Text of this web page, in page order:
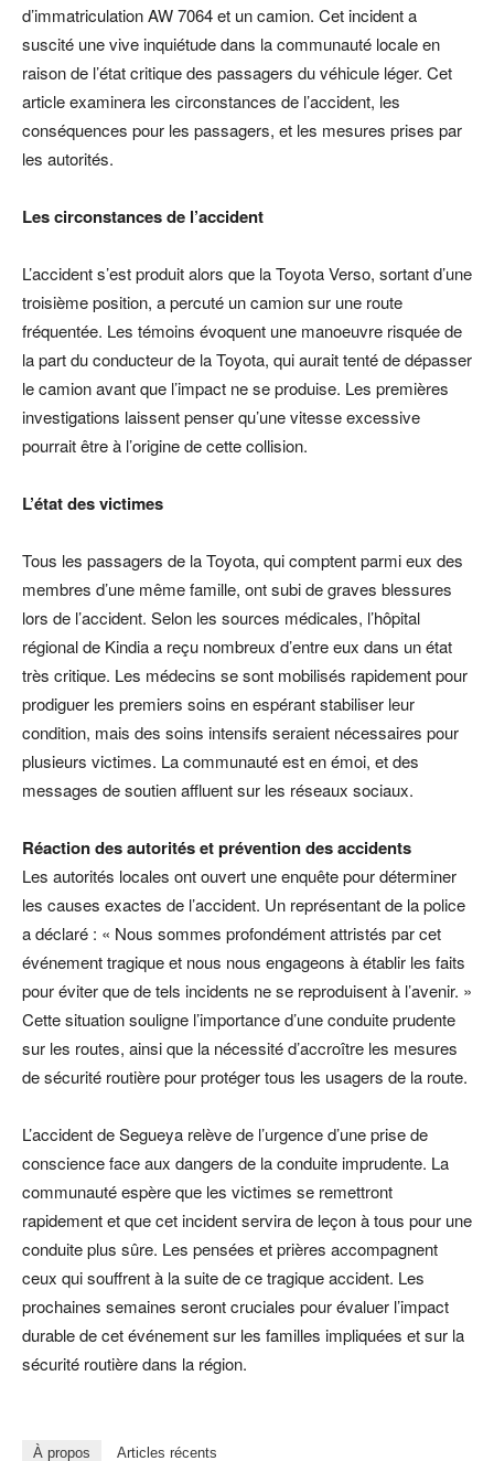
d’immatriculation AW 7064 et un camion. Cet incident a
suscité une vive inquiétude dans la communauté locale en
raison de l’état critique des passagers du véhicule léger. Cet
article examinera les circonstances de l’accident, les
conséquences pour les passagers, et les mesures prises par
les autorités.
Les circonstances de l’accident
L’accident s’est produit alors que la Toyota Verso, sortant d’une
troisième position, a percuté un camion sur une route
fréquentée. Les témoins évoquent une manoeuvre risquée de
la part du conducteur de la Toyota, qui aurait tenté de dépasser
le camion avant que l’impact ne se produise. Les premières
investigations laissent penser qu’une vitesse excessive
pourrait être à l’origine de cette collision.
L’état des victimes
Tous les passagers de la Toyota, qui comptent parmi eux des
membres d’une même famille, ont subi de graves blessures
lors de l’accident. Selon les sources médicales, l’hôpital
régional de Kindia a reçu nombreux d’entre eux dans un état
très critique. Les médecins se sont mobilisés rapidement pour
prodiguer les premiers soins en espérant stabiliser leur
condition, mais des soins intensifs seraient nécessaires pour
plusieurs victimes. La communauté est en émoi, et des
messages de soutien affluent sur les réseaux sociaux.
Réaction des autorités et prévention des accidents
Les autorités locales ont ouvert une enquête pour déterminer
les causes exactes de l’accident. Un représentant de la police
a déclaré : « Nous sommes profondément attristés par cet
événement tragique et nous nous engageons à établir les faits
pour éviter que de tels incidents ne se reproduisent à l’avenir. »
Cette situation souligne l’importance d’une conduite prudente
sur les routes, ainsi que la nécessité d’accroître les mesures
de sécurité routière pour protéger tous les usagers de la route.
L’accident de Segueya relève de l’urgence d’une prise de
conscience face aux dangers de la conduite imprudente. La
communauté espère que les victimes se remettront
rapidement et que cet incident servira de leçon à tous pour une
conduite plus sûre. Les pensées et prières accompagnent
ceux qui souffrent à la suite de ce tragique accident. Les
prochaines semaines seront cruciales pour évaluer l’impact
durable de cet événement sur les familles impliquées et sur la
sécurité routière dans la région.
À propos Articles récents